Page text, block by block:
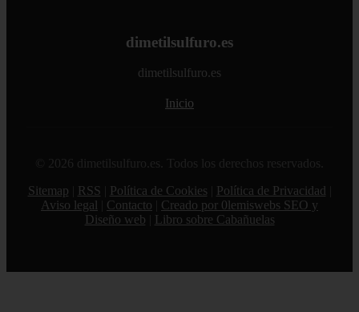
dimetilsulfuro.es
dimetilsulfuro.es
Inicio
© 2026 dimetilsulfuro.es. Todos los derechos reservados.
Sitemap
RSS Política de Cookies Política de Privacidad
Aviso legal
Contacto
Creado por 0lemiswebs SEO y
Diseño web
Libro sobre Cabañuelas